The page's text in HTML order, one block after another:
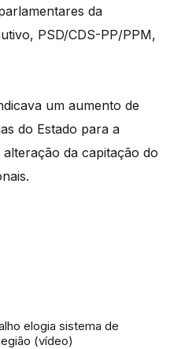
da
PSD/CDS-PP/PPM,
um aumento de
do Estado para a
da capitação do
elogia sistema de
(vídeo)